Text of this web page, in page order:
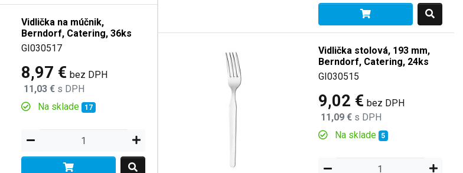
Vidlička na múčnik,
Berndorf, Catering, 36ks
GI030517
8,97 € bez DPH
11,03 € s DPH
Na sklade
17
Vidlička stolová, 193 mm,
Berndorf, Catering, 24ks
GI030515
9,02 € bez DPH
11,09 € s DPH
Na sklade
5